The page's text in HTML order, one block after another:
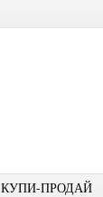
КУПИ-ПРОДАЙ